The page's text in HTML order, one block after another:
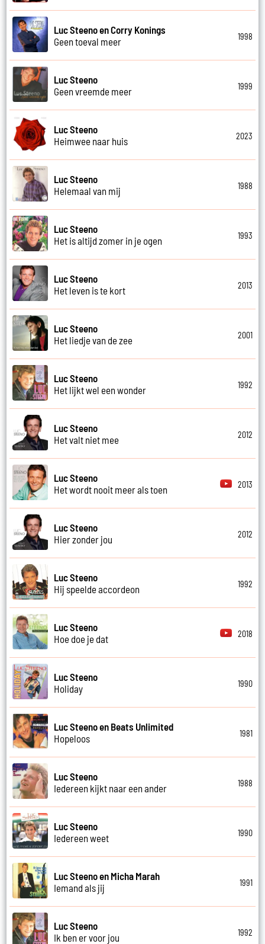
Luc Steeno en Corry Konings
Geen toeval meer
1998
Luc Steeno
Geen vreemde meer
1999
Luc Steeno
Heimwee naar huis
2023
Luc Steeno
Helemaal van mij
1988
Luc Steeno
Het is altijd zomer in je ogen
1993
Luc Steeno
Het leven is te kort
2013
Luc Steeno
Het liedje van de zee
2001
Luc Steeno
Het lijkt wel een wonder
1992
Luc Steeno
Het valt niet mee
2012
Luc Steeno
Het wordt nooit meer als toen
2013
Luc Steeno
Hier zonder jou
2012
Luc Steeno
Hij speelde accordeon
1992
Luc Steeno
Hoe doe je dat
2018
Luc Steeno
Holiday
1990
Luc Steeno en Beats Unlimited
Hopeloos
1981
Luc Steeno
Iedereen kijkt naar een ander
1988
Luc Steeno
Iedereen weet
1990
Luc Steeno en Micha Marah
Iemand als jij
1991
Luc Steeno
Ik ben er voor jou
1992